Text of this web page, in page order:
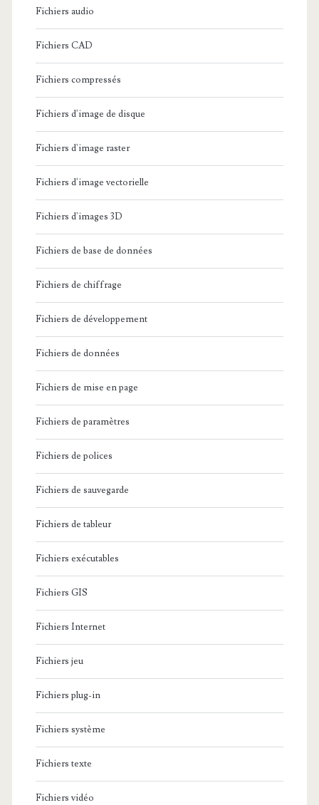
Fichiers audio
Fichiers CAD
Fichiers compressés
Fichiers d'image de disque
Fichiers d'image raster
Fichiers d'image vectorielle
Fichiers d'images 3D
Fichiers de base de données
Fichiers de chiffrage
Fichiers de développement
Fichiers de données
Fichiers de mise en page
Fichiers de paramètres
Fichiers de polices
Fichiers de sauvegarde
Fichiers de tableur
Fichiers exécutables
Fichiers GIS
Fichiers Internet
Fichiers jeu
Fichiers plug-in
Fichiers système
Fichiers texte
Fichiers vidéo